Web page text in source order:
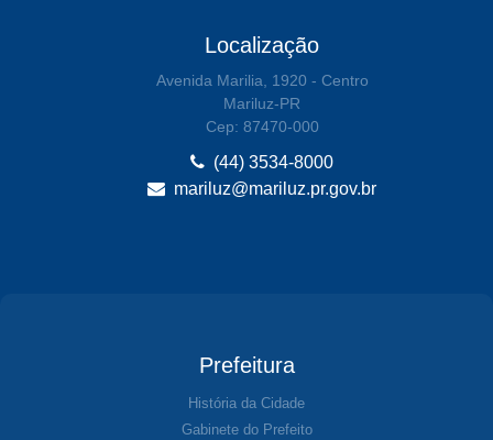
Localização
Avenida Marilia, 1920 - Centro
Mariluz-PR
Cep: 87470-000
(44) 3534-8000
mariluz@mariluz.pr.gov.br
Prefeitura
História da Cidade
Gabinete do Prefeito